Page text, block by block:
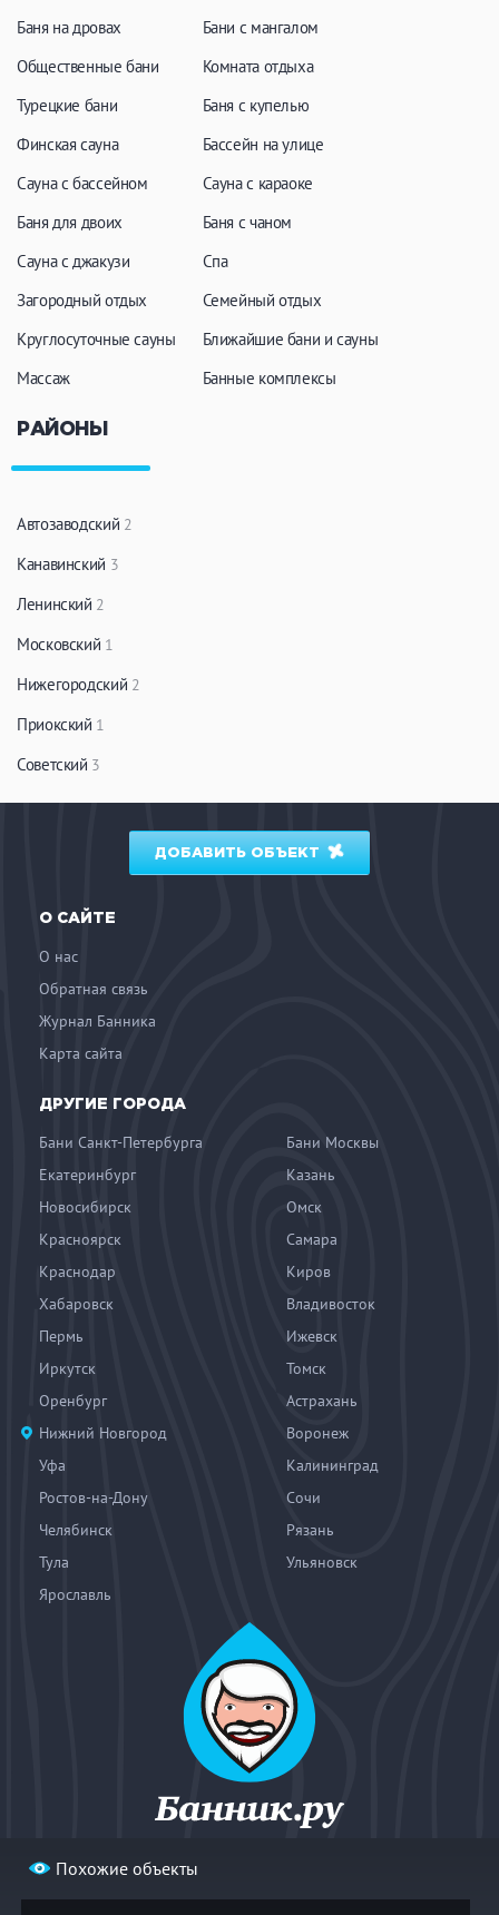
Похожие объекты
Баня на дровах
Общественные бани
Турецкие бани
Финская сауна
Сауна с бассейном
Баня для двоих
Сауна с джакузи
Загородный отдых
Круглосуточные сауны
Массаж
Бани с мангалом
Комната отдыха
Баня с купелью
Бассейн на улице
Сауна с караоке
Баня с чаном
Спа
Семейный отдых
Ближайшие бани и сауны
Банные комплексы
РАЙОНЫ
Автозаводский 2
Канавинский 3
Ленинский 2
Московский 1
Нижегородский 2
Приокский 1
Советский 3
ДОБАВИТЬ ОБЪЕКТ
О САЙТЕ
О нас
Обратная связь
Журнал Банника
Карта сайта
ДРУГИЕ ГОРОДА
Бани Санкт-Петербурга
Бани Москвы
Екатеринбург
Казань
Новосибирск
Омск
Красноярск
Самара
Краснодар
Киров
Хабаровск
Владивосток
Пермь
Ижевск
Иркутск
Томск
Оренбург
Астрахань
Нижний Новгород
Воронеж
Уфа
Калининград
Ростов-на-Дону
Сочи
Челябинск
Рязань
Тула
Ульяновск
Ярославль